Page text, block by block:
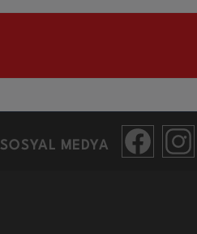
SOSYAL MEDYA